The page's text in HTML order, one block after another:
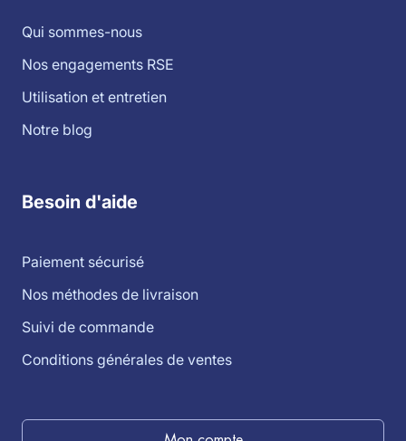
Qui sommes-nous
Nos engagements RSE
Utilisation et entretien
Notre blog
Besoin d'aide
Paiement sécurisé
Nos méthodes de livraison
Suivi de commande
Conditions générales de ventes